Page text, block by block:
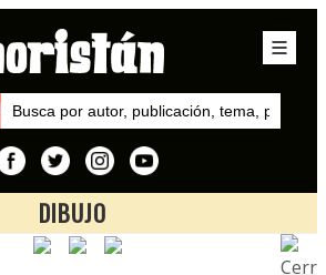
DIBUJO
Inicio